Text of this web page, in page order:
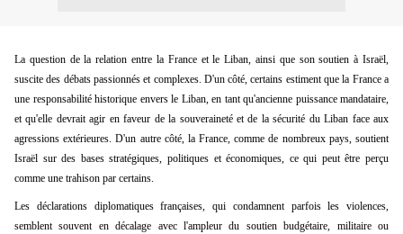
La question de la relation entre la France et le Liban, ainsi que son soutien à Israël,
suscite des débats passionnés et complexes. D'un côté, certains estiment que la France a
une responsabilité historique envers le Liban, en tant qu'ancienne puissance mandataire,
et qu'elle devrait agir en faveur de la souveraineté et de la sécurité du Liban face aux
agressions extérieures. D'un autre côté, la France, comme de nombreux pays, soutient
Israël sur des bases stratégiques, politiques et économiques, ce qui peut être perçu
comme une trahison par certains.
Les déclarations diplomatiques françaises, qui condamnent parfois les violences,
semblent souvent en décalage avec l'ampleur du soutien budgétaire, militaire ou